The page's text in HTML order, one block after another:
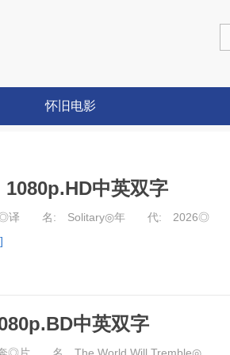
怀旧电影
中英双字
◎译 名: Solitary◎年 代: 2026◎
中英双字